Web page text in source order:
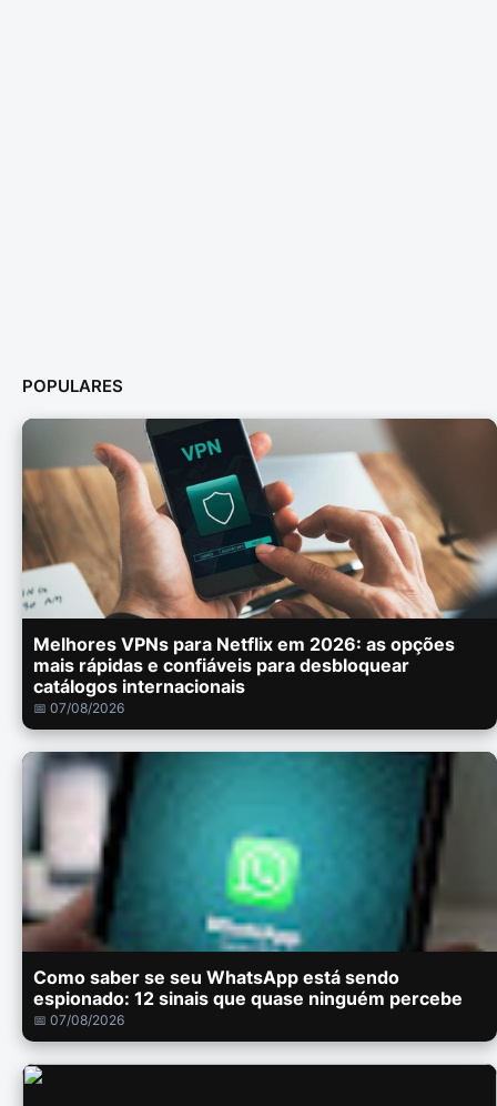
POPULARES
Melhores VPNs para Netflix em 2026: as opções
mais rápidas e confiáveis para desbloquear
catálogos internacionais
📅 07/08/2026
Como saber se seu WhatsApp está sendo
espionado: 12 sinais que quase ninguém percebe
📅 07/08/2026